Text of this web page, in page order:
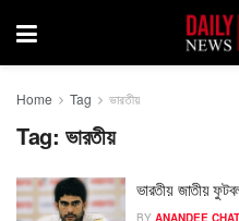
Home Tag ভারতীয়
Tag: ভারতীয়
ভারতীয় জাতীয়
BY ANANDEE